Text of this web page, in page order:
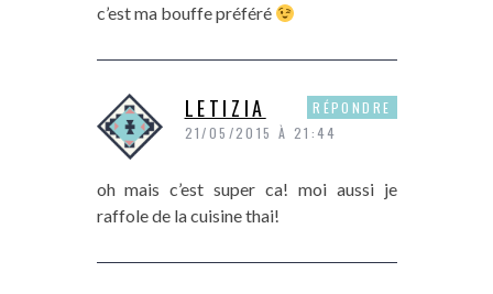
c’est ma bouffe préféré
LETIZIA
21/05/2015 À 21:44
oh mais c’est super ca! moi aussi je
raffole de la cuisine thai!
RÉPONDRE